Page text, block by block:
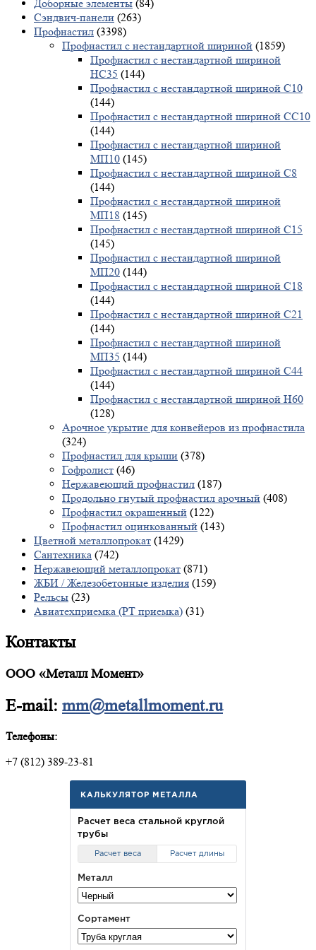
Доборные элементы (84)
Сэндвич-панели (263)
Профнастил (3398)
Профнастил с нестандартной шириной (1859)
Профнастил с нестандартной шириной
НС35 (144)
Профнастил с нестандартной шириной С10
(144)
Профнастил с нестандартной шириной СС10
(144)
Профнастил с нестандартной шириной
МП10 (145)
Профнастил с нестандартной шириной С8
(144)
Профнастил с нестандартной шириной
МП18 (145)
Профнастил с нестандартной шириной С15
(145)
Профнастил с нестандартной шириной
МП20 (144)
Профнастил с нестандартной шириной С18
(144)
Профнастил с нестандартной шириной С21
(144)
Профнастил с нестандартной шириной
МП35 (144)
Профнастил с нестандартной шириной С44
(144)
Профнастил с нестандартной шириной Н60
(128)
Арочное укрытие для конвейеров из профнастила
(324)
Профнастил для крыши (378)
Гофролист (46)
Нержавеющий профнастил (187)
Продольно гнутый профнастил арочный (408)
Профнастил окрашенный (122)
Профнастил оцинкованный (143)
Цветной металлопрокат (1429)
Сантехника (742)
Нержавеющий металлопрокат (871)
ЖБИ / Железобетонные изделия (159)
Рельсы (23)
Авиатехприемка (РТ приемка) (31)
Контакты
ООО «Металл Момент»
E-mail: mm@metallmoment.ru
Телефоны:
+7 (812) 389-23-81